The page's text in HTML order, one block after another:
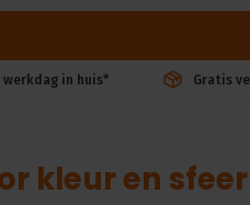
in huis* Gratis
kleur en sfeer